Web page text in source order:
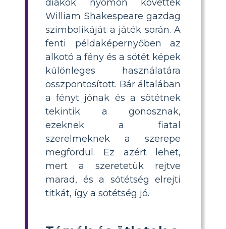
diákok nyomon követték
William Shakespeare gazdag
szimbolikáját a játék során. A
fenti példaképernyőben az
alkotó a fény és a sötét képek
különleges használatára
összpontosított. Bár általában
a fényt jónak és a sötétnek
tekintik a gonosznak,
ezeknek a fiatal
szerelmeknek a szerepe
megfordul. Ez azért lehet,
mert a szeretetük rejtve
marad, és a sötétség elrejti
titkát, így a sötétség jó.